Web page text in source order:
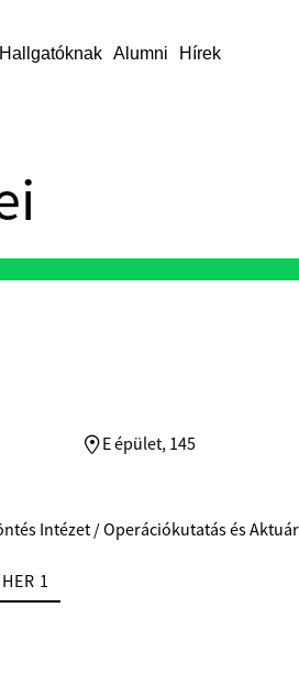
Hallgatóknak Alumni Hírek
E épület, 145
Intézet / Operációkutatás és
1